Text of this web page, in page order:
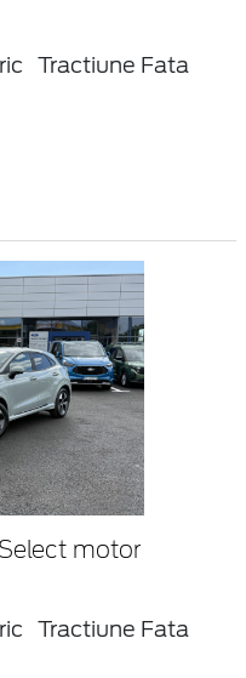
Tractiune Fata
motor
Tractiune Fata